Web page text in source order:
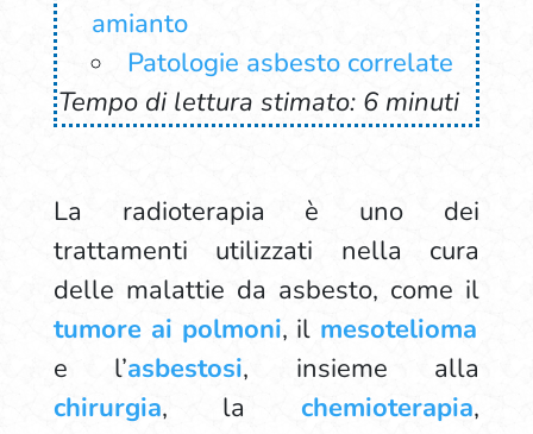
amianto
Patologie asbesto correlate
Tempo di lettura stimato: 6 minuti
La radioterapia è uno dei
trattamenti utilizzati nella cura
delle malattie da asbesto, come il
tumore ai polmoni, il mesotelioma
e l’asbestosi, insieme alla
chirurgia, lachemioterapia,